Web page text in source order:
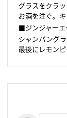
グラスをクラ
お酒を注ぐ。
■ジンジャーエ
シャンパング
最後にレモンピ